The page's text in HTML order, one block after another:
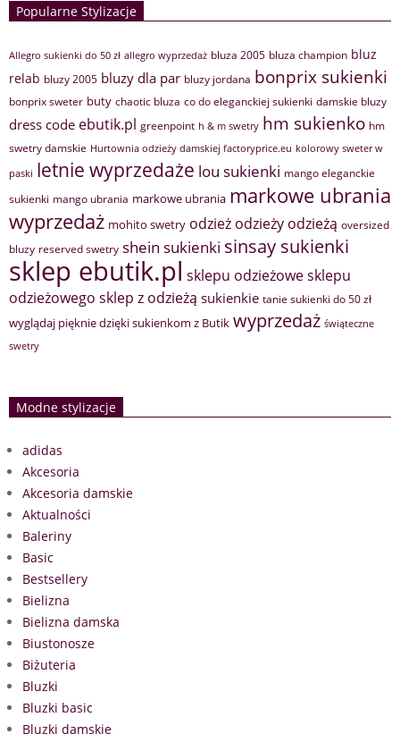
Popularne Stylizacje
Allegro sukienki do 50 zł allegro wyprzedaż bluza 2005 bluza champion bluz
relab bluzy 2005 bluzy dla par bluzy jordana bonprix sukienki
bonprix sweter buty chaotic bluza co do eleganckiej sukienki damskie bluzy
dress code ebutik.pl greenpoint h & m swetry hm sukienko hm
swetry damskie Hurtownia odzieży damskiej factoryprice.eu kolorowy sweter w
paski letnie wyprzedaże lou sukienki mango eleganckie
sukienki mango ubrania markowe ubrania markowe ubrania
wyprzedaż mohito swetry odzież odzieży odzieżą oversized
bluzy reserved swetry shein sukienki sinsay sukienki
sklep ebutik.pl sklepu odzieżowesklepu
odzieżowego sklep z odzieżą sukienkie tanie sukienki do 50 zł
wyglądaj pięknie dzięki sukienkom z Butik wyprzedaż świąteczne
swetry
Modne stylizacje
adidas
Akcesoria
Akcesoria damskie
Aktualności
Baleriny
Basic
Bestsellery
Bielizna
Bielizna damska
Biustonosze
Biżuteria
Bluzki
Bluzki basic
Bluzki damskie